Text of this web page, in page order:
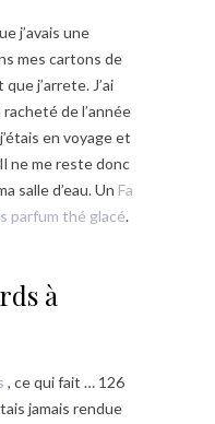
j’avais une
mes cartons de
j’arrete. J’ai
de l’année
en voyage et
ne me reste donc
salle d’eau. Un Fa
parfum thé glacé.
à
, ce qui fait … 126
jamais rendue